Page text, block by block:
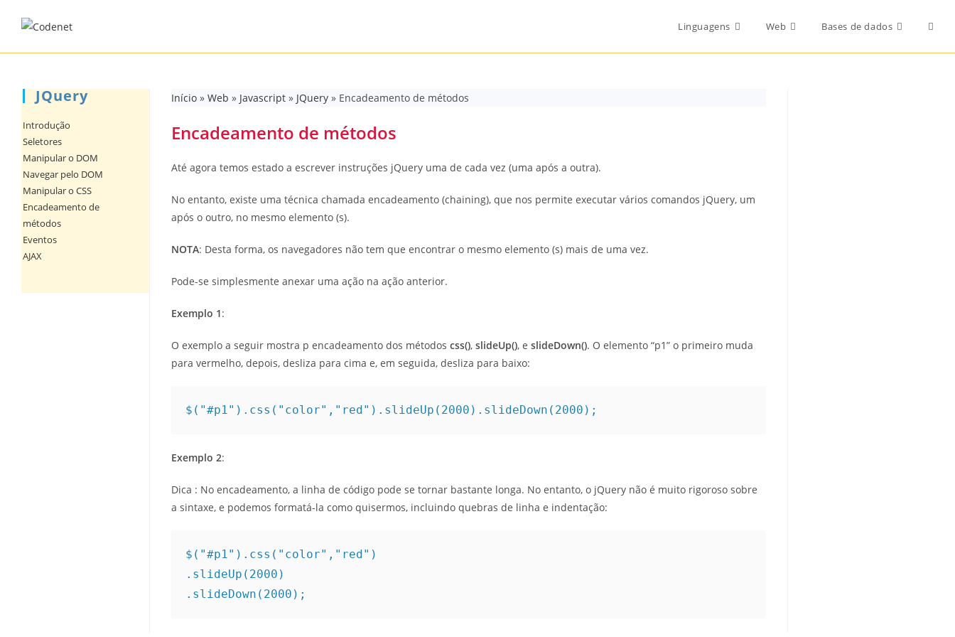
Linguagens Web Bases de dados
Início» Web » Javascript» JQuery» Encadeamento de métodos
Encadeamento de métodos
Até agora temos estado a escrever instruções jQuery uma de cada vez (uma após a outra).
No entanto, existe uma técnica chamada encadeamento (chaining), que nos permite executar vários comandos jQuery, um
após o outro, no mesmo elemento (s).
NOTA: Desta forma, os navegadores não tem que encontrar o mesmo elemento (s) mais de uma vez.
Pode-se simplesmente anexar uma ação na ação anterior.
Exemplo 1:
O exemplo a seguir mostra p encadeamento dos métodos css(), slideUp(), e slideDown(). O elemento “p1” o primeiro muda
para vermelho, depois, desliza para cima e, em seguida, desliza para baixo:
$("#p1").css("color","red").slideUp(2000).slideDown(2000);
Exemplo 2:
Dica : No encadeamento, a linha de código pode se tornar bastante longa. No entanto, o jQuery não é muito rigoroso sobre
a sintaxe, e podemos formatá-la como quisermos, incluindo quebras de linha e indentação:
$("#p1").css("color","red")
.slideUp(2000)
.slideDown(2000);
JQuery
Introdução
Seletores
Manipular o DOM
Navegar pelo DOM
Manipular o CSS
Encadeamento de
métodos
Eventos
AJAX